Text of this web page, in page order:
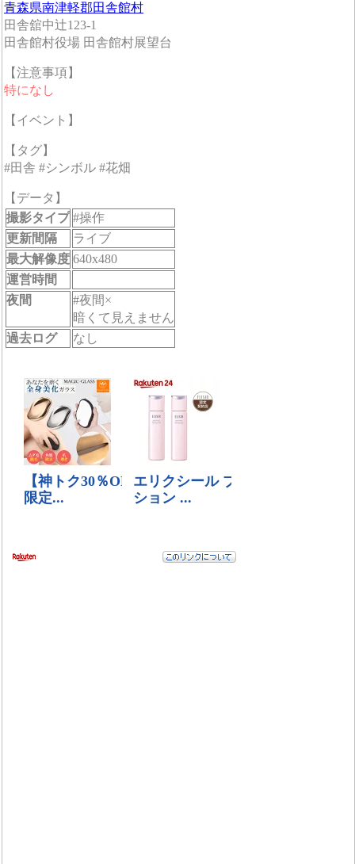
青森県南津軽郡田舎館村
田舎舘中辻123-1
田舎館村役場 田舎館村展望台
【注意事項】
特になし
【イベント】
【タグ】
#田舎 #シンボル #花畑
【データ】
撮影タイプ #操作
更新間隔
ライブ
最大解像度 640x480
運営時間
夜間
#夜間×
暗くて見えません
過去ログ
なし